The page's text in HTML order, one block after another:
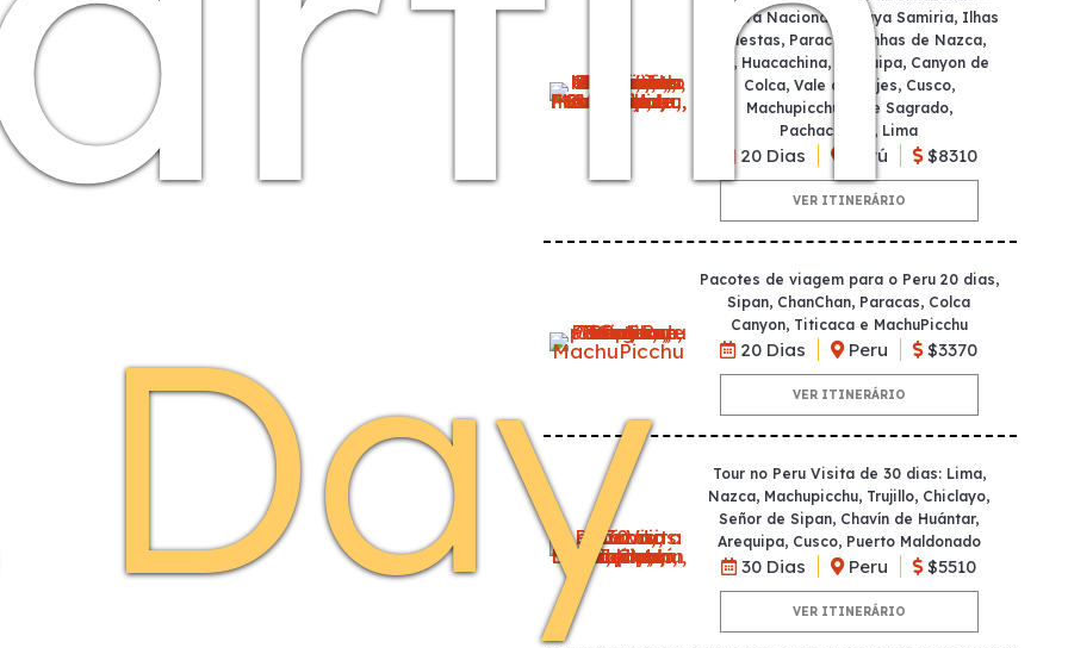
Day
Reserva Nacional Pacaya Samiria, Ilhas
Ballestas, Paracas, Linhas de Nazca,
Ica, Huacachina, Arequipa, Canyon de
Colca, Vale do Majes, Cusco,
Machupicchu, Vale Sagrado,
Pachacamac, Lima
20 Dias Perú $8310
VER ITINERÁRIO
Pacotes de viagem para o Peru 20 dias,
Sipan, ChanChan, Paracas, Colca
Canyon, Titicaca e MachuPicchu
20 Dias Peru $3370
VER ITINERÁRIO
Tour no Peru Visita de 30 dias: Lima,
Nazca, Machupicchu, Trujillo, Chiclayo,
Señor de Sipan, Chavín de Huántar,
Arequipa, Cusco, Puerto Maldonado
30 Dias Peru $5510
VER ITINERÁRIO